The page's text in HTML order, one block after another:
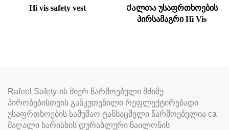
Hi vis safety vest
Ქალთა უსაფრთხოების
პირსამაგრი Hi Vis
Rafeel Safety-ის მიერ წარმოებული მძიმე
პირობებისთვის განკუთვნილი რეფლექტირებადი
უსაფრთხოების სამუშაო ტანსაცმელი წარმოებულია ca
მაღალი ხარისხის დურაბლური ნაილონის